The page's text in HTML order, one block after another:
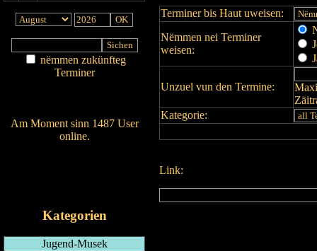
nëmmen zukünfteg
Terminer
Am Moment sinn 1487 User
online.
Kategorien
Jugend-Musek
Terminer bis Haut uweisen:
Nëmmen nei Terminer
weisen:
Unzuel vun den Termine:
Kategorie:
Link: